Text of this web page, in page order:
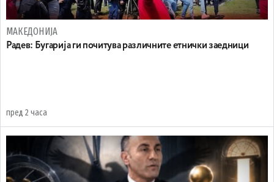
МАКЕДОНИЈА
Радев: Бугарија ги почитува различните етнички заедници
пред 2 часа